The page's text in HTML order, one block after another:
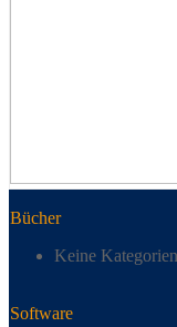
Bücher
Keine Kategorien
Software